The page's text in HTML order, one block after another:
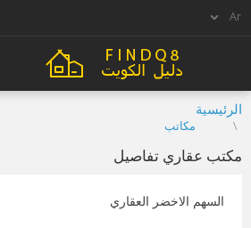
الرئيسية
مكاتب
مكتب عقاري تفاصيل
السهم الاخضر العقاري